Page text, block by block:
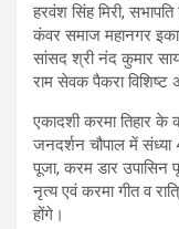
हरवंश सिंह मिरी,
कंवर समाज महानगर
सांसद श्री नंद कुमार
राम सेवक पैकरा विशिष्ट
एकादशी करमा तिहार के
जनदर्शन चौपाल में
पूजा, करम डार उपासिन
नृत्य एवं करमा गीत व
होंगे।